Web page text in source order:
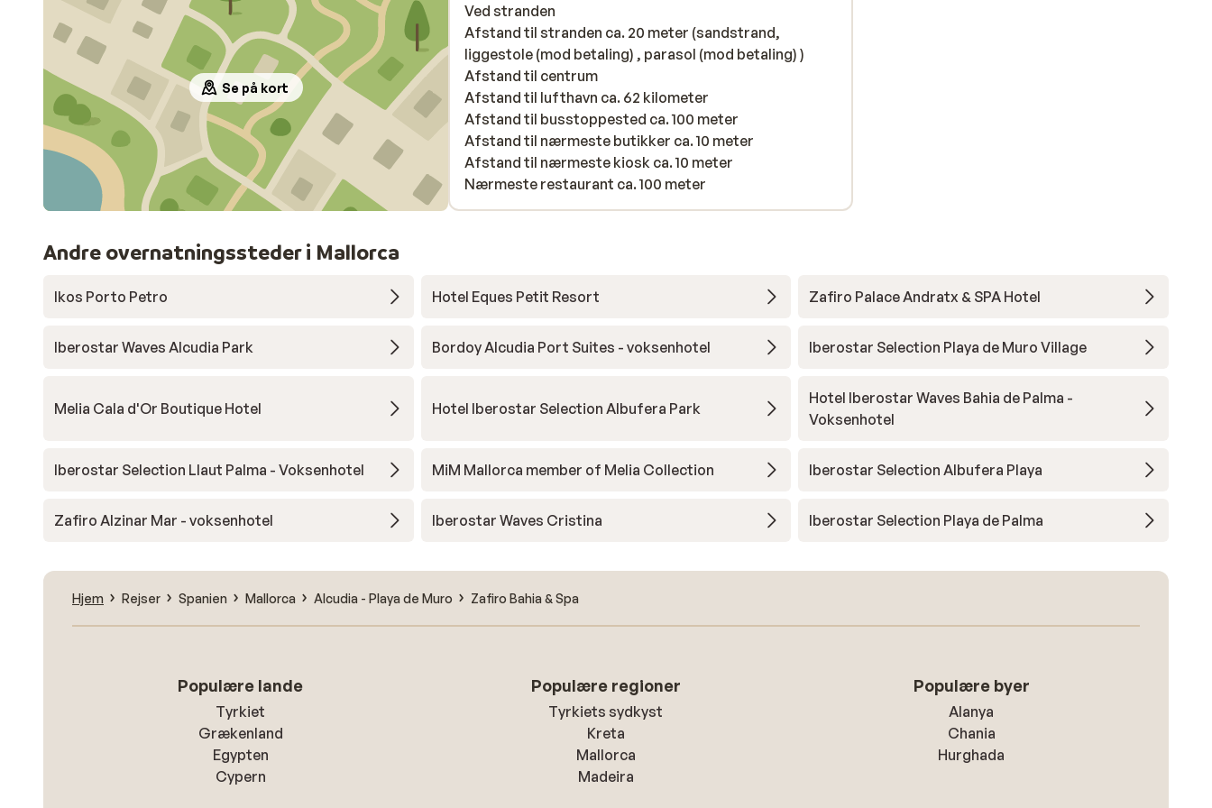
Se på kort
Ved stranden
Afstand til stranden ca. 20 meter (sandstrand,
liggestole (mod betaling) , parasol (mod betaling) )
Afstand til centrum
Afstand til lufthavn ca. 62 kilometer
Afstand til busstoppested ca. 100 meter
Afstand til nærmeste butikker ca. 10 meter
Afstand til nærmeste kiosk ca. 10 meter
Nærmeste restaurant ca. 100 meter
Andre overnatningssteder i Mallorca
Ikos Porto Petro Hotel Eques Petit Resort Zafiro Palace Andratx & SPA Hotel
Iberostar Waves Alcudia Park Bordoy Alcudia Port Suites - voksenhotel Iberostar Selection Playa de Muro Village
Melia Cala d'Or Boutique Hotel Hotel Iberostar Selection Albufera Park
Hotel Iberostar Waves Bahia de Palma -
Voksenhotel
Iberostar Selection Llaut Palma - Voksenhotel MiM Mallorca member of Melia Collection Iberostar Selection Albufera Playa
Zafiro Alzinar Mar - voksenhotel Iberostar Waves Cristina Iberostar Selection Playa de Palma
Hjem Rejser Spanien Mallorca Alcudia - Playa de Muro Zafiro Bahia & Spa
Populære lande
Tyrkiet
Grækenland
Egypten
Cypern
Populære regioner
Tyrkiets sydkyst
Kreta
Mallorca
Madeira
Populære byer
Alanya
Chania
Hurghada